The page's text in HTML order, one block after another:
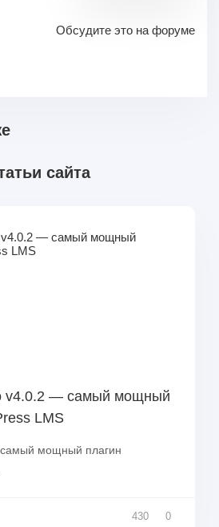
Обсудите это на форуме
сайта
v4.0.2 — самый мощный
LMS
мощный плагин
430 0